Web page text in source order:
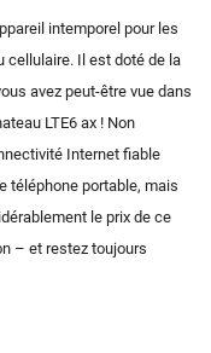
intemporel pour les
cellulaire. Il est doté de la
avez peut-être vue dans
LTE6 ax ! Non
Internet fiable
téléphone portable, mais
le prix de ce
– et restez toujours